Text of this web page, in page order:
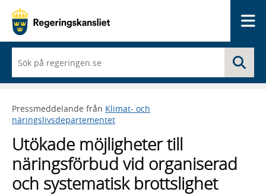
du
börjar
skriva
framträder
en
med
sökförslag
Pressmeddelande från Klimat- och
näringslivsdepartementet
Utökade möjligheter till
näringsförbud vid organiserad
och systematisk brottslighet